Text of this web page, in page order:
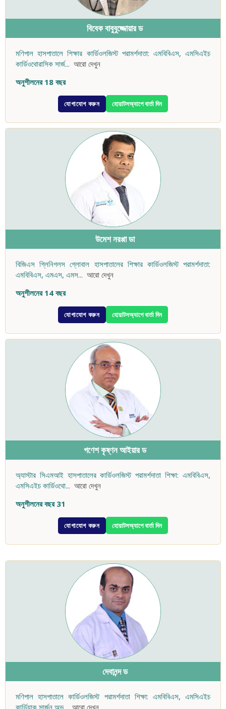
বিবেক বাবুবুজ্জোয়ার ড
মণিপাল হাসপাতালে শিক্ষার কার্ডিওলজিস্ট পরামর্শদাতা: এমবিবিএস, এমসিএইচ
কার্ডিওথোরাসিক সার্জ... আরো দেখুন
অনুশীলনের 18 বছর
যোগাযোগ করুন হোয়াটসঅ্যাপে বার্তা দিন
উমেশ নরপ্পা ডা
বিজিএস গ্লিনিগলস গ্লোবাল হাসপাতালের শিক্ষার কার্ডিওলজিস্ট পরামর্শদাতা:
এমবিবিএস, এমএস, এমস... আরো দেখুন
অনুশীলনের 14 বছর
যোগাযোগ করুন হোয়াটসঅ্যাপে বার্তা দিন
গণেশ কৃষ্ণন আইয়ার ড
অ্যাস্টার সিএমআই হাসপাতালের কার্ডিওলজিস্ট পরামর্শদাতা শিক্ষা: এমবিবিএস,
এমসিএইচ কার্ডিওথো... আরো দেখুন
অনুশীলনের বছর 31
যোগাযোগ করুন হোয়াটসঅ্যাপে বার্তা দিন
দেবানন্দ ড
মণিপাল হাসপাতালে কার্ডিওলজিস্ট পরামর্শদাতা শিক্ষা: এমবিবিএস, এমসিএইচ